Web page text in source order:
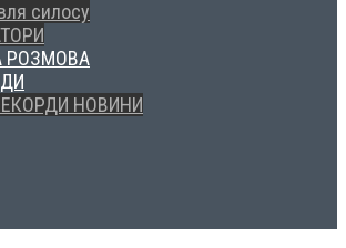
силосу
РОЗМОВА
НОВИНИ